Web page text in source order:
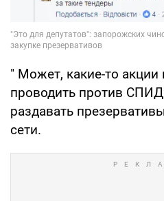
" Может, какие-то
проводить против
раздавать
сети.